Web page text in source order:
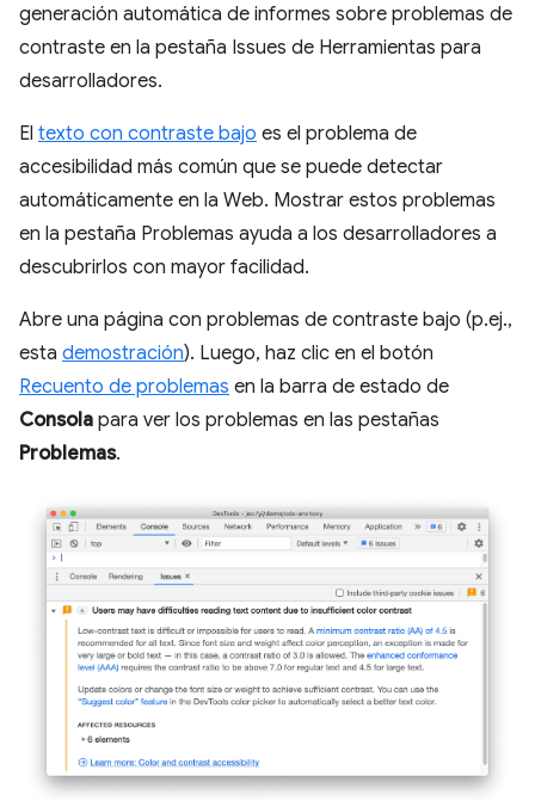
generación automática de informes sobre problemas de
contraste en la pestaña Issues de Herramientas para
desarrolladores.
El texto con contraste bajo es el problema de
accesibilidad más común que se puede detectar
automáticamente en la Web. Mostrar estos problemas
en la pestaña Problemas ayuda a los desarrolladores a
descubrirlos con mayor facilidad.
Abre una página con problemas de contraste bajo (p.ej.,
esta demostración). Luego, haz clic en el botón
Recuento de problemas en la barra de estado de
Consola para ver los problemas en las pestañas
Problemas.